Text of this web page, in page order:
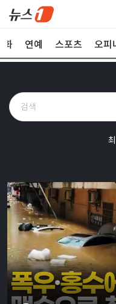
화 연예 스포츠 오피